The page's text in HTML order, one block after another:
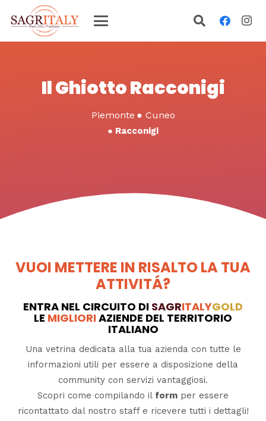
Il Ghiotto Racconigi
Piemonte ● Cuneo
● Racconigi
VUOI METTERE IN RISALTO LA TUA
ATTIVITÁ?
ENTRA NEL CIRCUITO DI SAGRITALYGOLD
LE MIGLIORIAZIENDE DEL TERRITORIO
ITALIANO
Una vetrina dedicata alla tua azienda con tutte le
informazioni utili per essere a disposizione della
community con servizi vantaggiosi.
Scopri come compilando il form per essere
ricontattato dal nostro staff e ricevere tutti i dettagli!